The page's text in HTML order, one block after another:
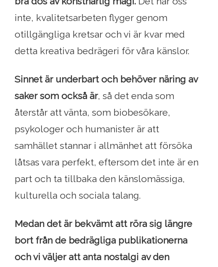
inte, kvalitetsarbeten flyger genom
otillgängliga kretsar och vi är kvar med
detta kreativa bedrägeri för våra känslor.
Sinnet är underbart och behöver näring av
saker som också är, så det enda som
återstår att vänta, som biobesökare,
psykologer och humanister är att
samhället stannar i allmänhet att försöka
låtsas vara perfekt, eftersom det inte är en
part och ta tillbaka den känslomässiga,
kulturella och sociala talang.
Medan det är bekvämt att röra sig längre
bort från de bedrägliga publikationerna
och vi väljer att anta nostalgi av den